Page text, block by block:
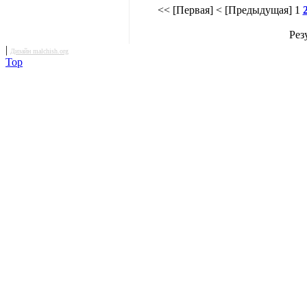
<< [Первая] < [Предыдущая] 1
| Дизайн malchish.org
Top